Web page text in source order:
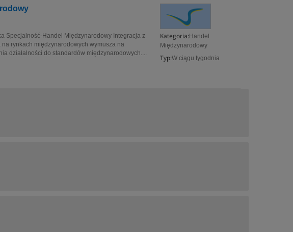
Kategoria: Handel
Międzynarodowy
Typ:W ciągu tygodnia
Specjalność-Handel Międzynarodowy Integracja z
rynkach międzynarodowych wymusza na
działalności do standardów międzynarodowych....